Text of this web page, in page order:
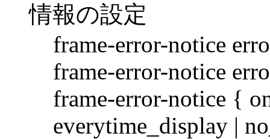
情報の設定
frame-error-notice
frame-error-notice
frame-error-notice {
everytime_display |